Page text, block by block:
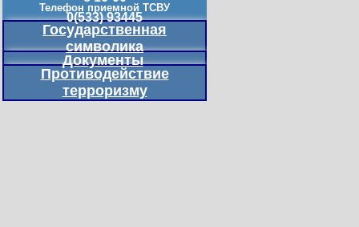
Телефон приемной ТСВУ
0(533) 93445
Государственная
символика
Документы
Противодействие
терроризму